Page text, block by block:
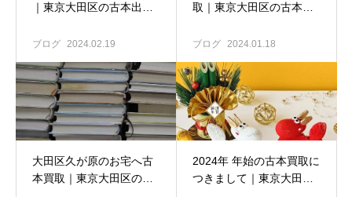
｜東京大田区の古本出張
堂
ブログ 2024.02.19
取｜東京大田区の古本出
堂
ブログ 2024.01.18
大田区久が原のお宅へ古
本買取｜東京大田区の古
2024年 年始の古本買取に
つきまして｜東京大田区